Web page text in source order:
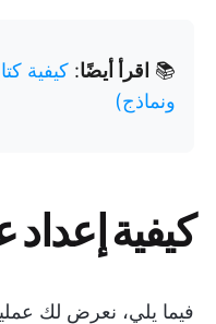
📚 اقرأ أيضًا: كيفية
ونماذج)
كيفية إعداد
فيما يلي، نعرض لك